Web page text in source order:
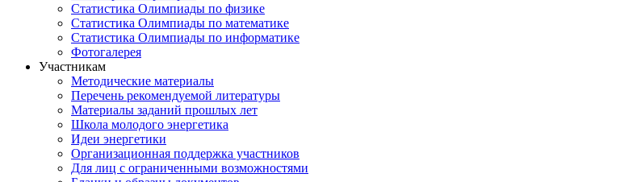
Статистика Олимпиады по физике
Статистика Олимпиады по математике
Статистика Олимпиады по информатике
Фотогалерея
Участникам
Методические материалы
Перечень рекомендуемой литературы
Материалы заданий прошлых лет
Школа молодого энергетика
Идеи энергетики
Организационная поддержка участников
Для лиц с ограниченными возможностями